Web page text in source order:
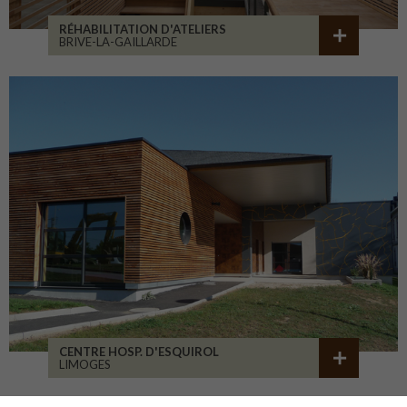
RÉHABILITATION D'ATELIERS
BRIVE-LA-GAILLARDE
CENTRE HOSP. D'ESQUIROL
LIMOGES